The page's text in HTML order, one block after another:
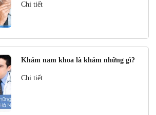
Chi tiết
Khám nam khoa là khám những gì?
Chi tiết